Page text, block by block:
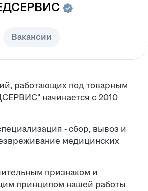
Вакансии
работающих под товарным
начинается с 2010
- сбор, вывоз и
медицинских
признаком и
принципом нашей работы